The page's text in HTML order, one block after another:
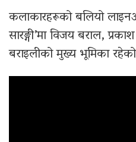
कलाकारहरूको बलियो
सारङ्गी’मा विजय बराल,
बराइलीको मुख्य भूमिका